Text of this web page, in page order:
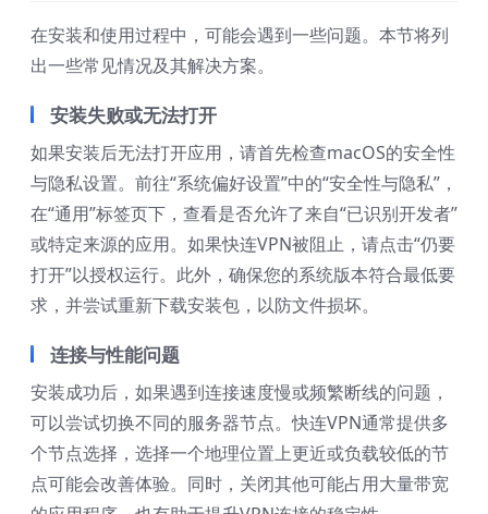
在安装和使用过程中，可能会遇到一些问题。本节将列
出一些常见情况及其解决方案。
安装失败或无法打开
如果安装后无法打开应用，请首先检查macOS的安全性
与隐私设置。前往“系统偏好设置”中的“安全性与隐私”，
在“通用”标签页下，查看是否允许了来自“已识别开发者”
或特定来源的应用。如果快连VPN被阻止，请点击“仍要
打开”以授权运行。此外，确保您的系统版本符合最低要
求，并尝试重新下载安装包，以防文件损坏。
连接与性能问题
安装成功后，如果遇到连接速度慢或频繁断线的问题，
可以尝试切换不同的服务器节点。快连VPN通常提供多
个节点选择，选择一个地理位置上更近或负载较低的节
点可能会改善体验。同时，关闭其他可能占用大量带宽